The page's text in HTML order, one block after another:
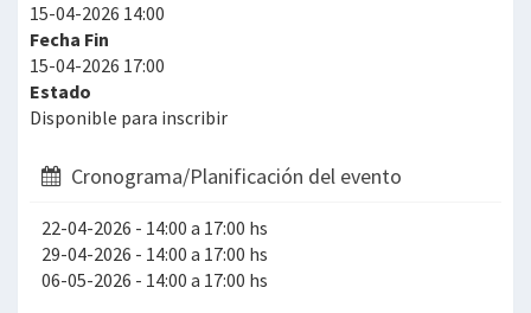
15-04-2026 14:00
Fecha Fin
15-04-2026 17:00
Estado
Disponible para inscribir
Cronograma/Planificación del evento
22-04-2026 - 14:00 a 17:00 hs
29-04-2026 - 14:00 a 17:00 hs
06-05-2026 - 14:00 a 17:00 hs